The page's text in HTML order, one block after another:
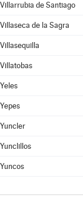
Villarrubia de Santiago
Villaseca de la Sagra
Villasequilla
Villatobas
Yeles
Yepes
Yuncler
Yunclillos
Yuncos